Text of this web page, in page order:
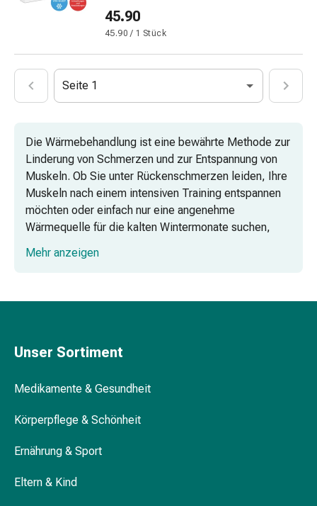
Rezeptpflichtige
Arzneimittel
Wechseljahre
&
Mineralstoffe
Vitamine
Mineralstoffe
Kombipräparate
Zahn-
&
Trockener
Munddesinfektionsmittel
und
Haar-
Haarausfallpräparate
45.90
45.90 / 1 Stück
Seite 1
Die Wärmebehandlung ist eine bewährte Methode zur
Linderung von Schmerzen und zur Entspannung von
Muskeln. Ob Sie unter Rückenschmerzen leiden, Ihre
Muskeln nach einem intensiven Training entspannen
möchten oder einfach nur eine angenehme
Wärmequelle für die kalten Wintermonate suchen,
unsere Auswahl an Wärmebehandlungsprodukten
bietet für jeden Bedarf die passende Lösung.
Mehr anzeigen
Unser Sortiment
Medikamente & Gesundheit
Körperpflege & Schönheit
Ernährung & Sport
Eltern & Kind